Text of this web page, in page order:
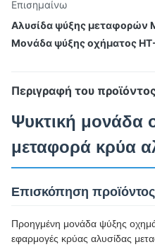
Επισημαίνω
Αλυσίδα ψύξης μεταφορών
Μονάδα ψύξης οχήματος
Περιγραφή του
Ψυκτική μονάδα
μεταφορά κρύα
Επισκόπηση προϊόντος
Προηγμένη μονάδα ψύξης
εφαρμογές κρύας αλυσίδας